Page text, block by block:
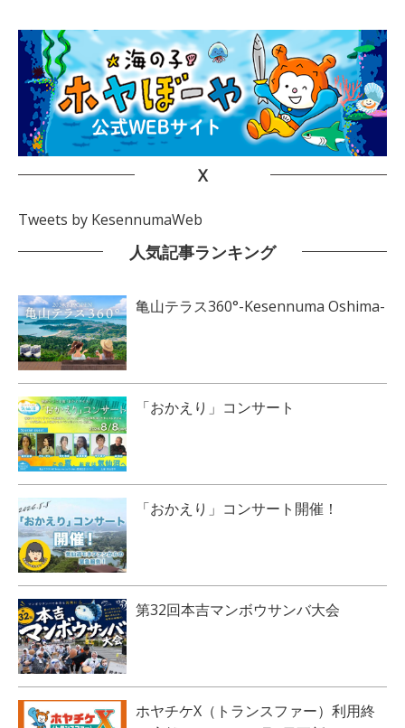
X
Tweets by KesennumaWeb
人気記事ランキング
亀山テラス360°-Kesennuma Oshima-
「おかえり」コンサート
「おかえり」コンサート開催！
第32回本吉マンボウサンバ大会
ホヤチケX（トランスファー）利用終